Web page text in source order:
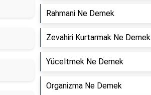
Rahmani Ne Demek
Zevahiri Kurtarmak Ne Demek
Yüceltmek Ne Demek
Organizma Ne Demek